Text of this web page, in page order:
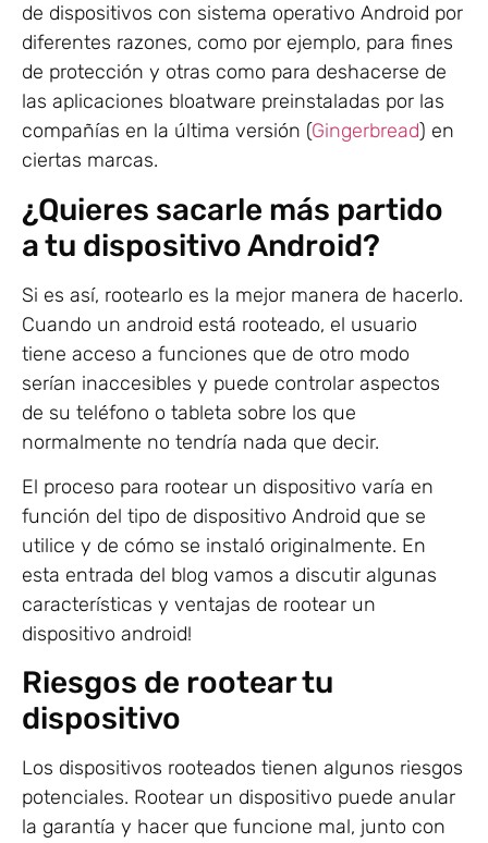
de dispositivos con sistema operativo Android por
diferentes razones, como por ejemplo, para fines
de protección y otras como para deshacerse de
las aplicaciones bloatware preinstaladas por las
compañías en la última versión (Gingerbread) en
ciertas marcas.
¿Quieres sacarle más partido
a tu dispositivo Android?
Si es así, rootearlo es la mejor manera de hacerlo.
Cuando un android está rooteado, el usuario
tiene acceso a funciones que de otro modo
serían inaccesibles y puede controlar aspectos
de su teléfono o tableta sobre los que
normalmente no tendría nada que decir.
El proceso para rootear un dispositivo varía en
función del tipo de dispositivo Android que se
utilice y de cómo se instaló originalmente. En
esta entrada del blog vamos a discutir algunas
características y ventajas de rootear un
dispositivo android!
Riesgos de rootear tu
dispositivo
Los dispositivos rooteados tienen algunos riesgos
potenciales. Rootear un dispositivo puede anular
la garantía y hacer que funcione mal, junto con